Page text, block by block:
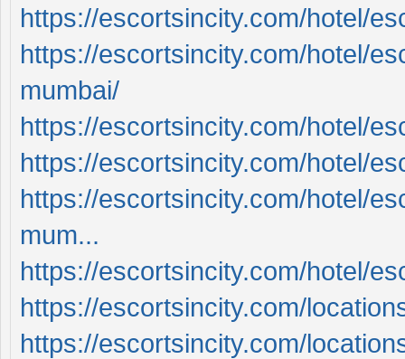
https://escortsincity.com/hotel/
https://escortsincity.com/hotel/
mumbai/
https://escortsincity.com/hotel/
https://escortsincity.com/hotel/
https://escortsincity.com/hotel/
mum...
https://escortsincity.com/hotel/
https://escortsincity.com/
https://escortsincity.com/